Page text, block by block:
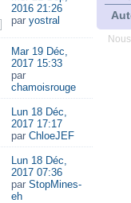
2016 21:26
par yostral
Mar 19 Déc,
2017 15:33
par
chamoisrouge
Lun 18 Déc,
2017 17:17
par ChloeJEF
Lun 18 Déc,
2017 07:36
par StopMines-
eh